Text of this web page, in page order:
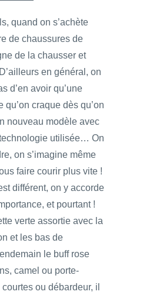
quand on s’achète
de chaussures de
de la chausser et
en général, on
d’en avoir qu’une
qu’on craque dès qu’on
nouveau modèle avec
utilisée… On
on s’imagine même
faire courir plus vite !
différent, on y accorde
et pourtant !
verte assortie avec la
et les bas de
le buff rose
camel ou porte-
ou débardeur, il